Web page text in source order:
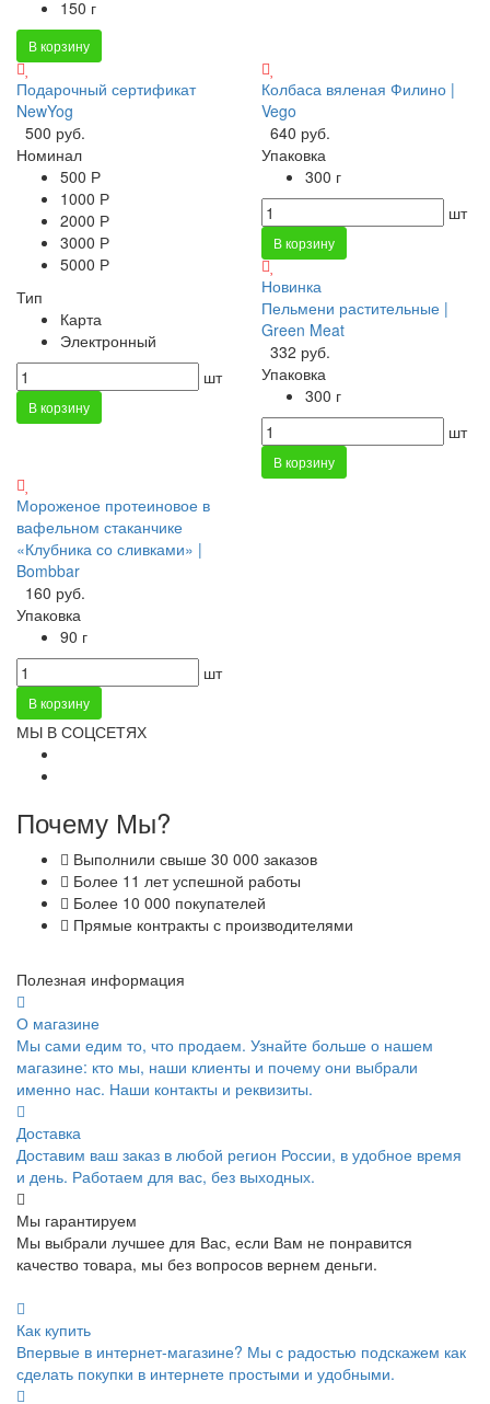
150 г
В корзину
Подарочный сертификат
NewYog
500 руб.
Номинал
500 Р
1000 Р
2000 Р
3000 Р
5000 Р
Тип
Карта
Электронный
шт
В корзину
Колбаса вяленая Филино |
Vego
640 руб.
Упаковка
300 г
шт
В корзину
Новинка
Пельмени растительные |
Green Meat
332 руб.
Упаковка
300 г
шт
В корзину
Мороженое протеиновое в
вафельном стаканчике
«Клубника со сливками» |
Bombbar
160 руб.
Упаковка
90 г
шт
В корзину
МЫ В СОЦСЕТЯХ
Почему Мы?
Выполнили свыше 30 000 заказов
Более 11 лет успешной работы
Более 10 000 покупателей
Прямые контракты с производителями
Полезная информация
О магазине
Мы сами едим то, что продаем. Узнайте больше о нашем
магазине: кто мы, наши клиенты и почему они выбрали
именно нас. Наши контакты и реквизиты.
Доставка
Доставим ваш заказ в любой регион России, в удобное время
и день. Работаем для вас, без выходных.
Мы гарантируем
Мы выбрали лучшее для Вас, если Вам не понравится
качество товара, мы без вопросов вернем деньги.
Как купить
Впервые в интернет-магазине? Мы с радостью подскажем как
сделать покупки в интернете простыми и удобными.